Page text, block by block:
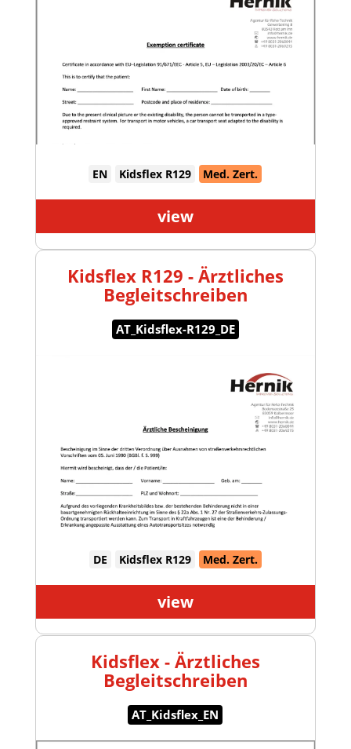
EN Kidsflex R129 Med. Zert.
view
AT_Kidsflex-R129_DE
Kidsflex R129 - Ärztliches
Begleitschreiben
DE Kidsflex R129 Med. Zert.
view
AT_Kidsflex_EN
Kidsflex - Ärztliches
Begleitschreiben